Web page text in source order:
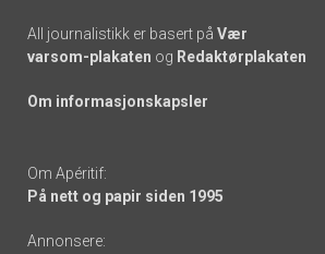
All journalistikk er basert på Vær
varsom-plakaten og Redaktørplakaten
Om informasjonskapsler
Om Apéritif:
På nett og papir siden 1995
Annonsere: